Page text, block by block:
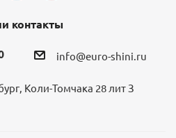
контакты
info@euro-shini.ru
Коли-Томчака 28 лит З